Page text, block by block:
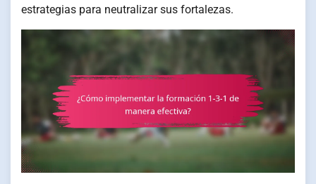
estrategias para neutralizar sus fortalezas.